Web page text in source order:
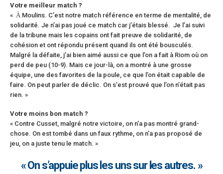
Votre meilleur match ?
« À Moulins. C’est notre match référence en terme de mentalité, de
solidarité. Je n’ai pas joué ce match car j’étais blessé. Je l’ai suivi
de la tribune mais les copains ont fait preuve de solidarité, de
cohésion et ont répondu présent quand ils ont été bousculés.
Malgré la défaite, j’ai bien aimé aussi ce que l’on a fait à Riom où on
perd de peu (10-9). Mais ce jour-là, on a montré à une grosse
équipe, une des favorites de la poule, ce que l’on était capable de
faire. On peut parler de déclic. On s’est prouvé que l’on n’était pas
rien. »
Votre moins bon match ?
« Contre Cusset, malgré notre victoire, on n’a pas montré grand-
chose. On est tombé dans un faux rythme, on n’a pas proposé de
jeu, on a juste tenu le match. »
« On s’appuie plus les uns sur les autres. »